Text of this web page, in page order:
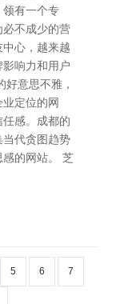
领有一个专
不成少的营
心，越来越
响力和用户
意思不雅，
定位的网
感。成都的
当代贪图趋势
的网站。 芝
5 6 7